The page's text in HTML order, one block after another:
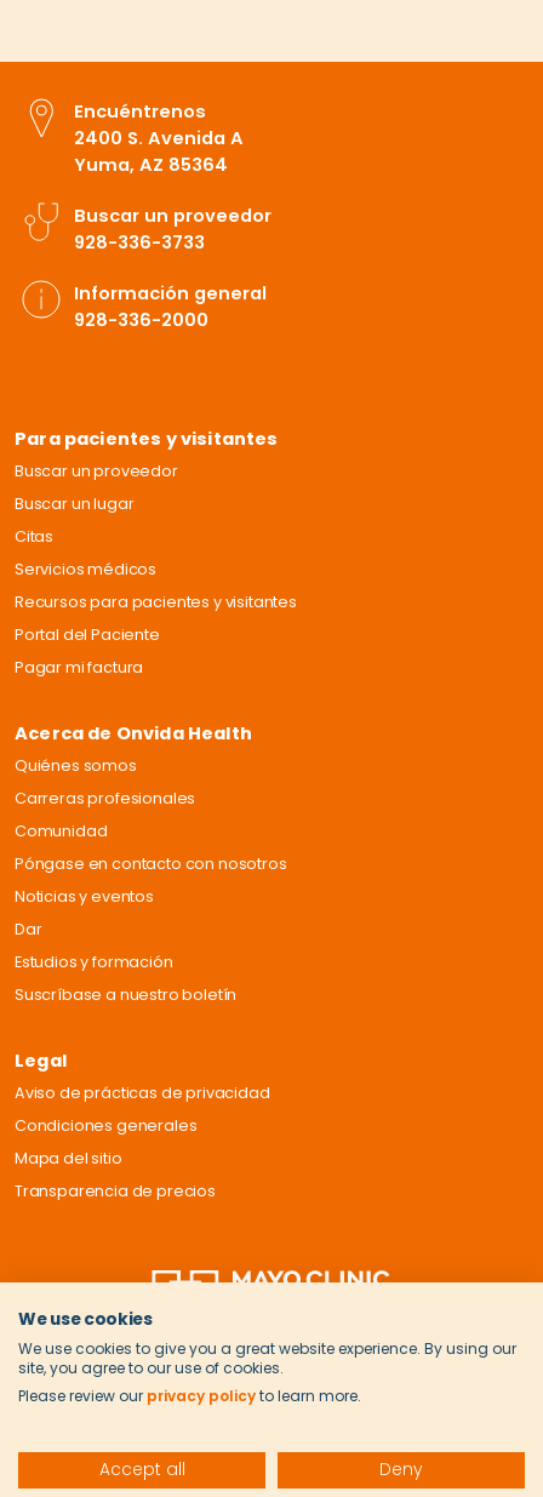
Encuéntrenos
2400 S. Avenida A
Yuma, AZ 85364
Buscar un proveedor
928-336-3733
Información general
928-336-2000
Para pacientes y visitantes
Buscar un proveedor
Buscar un lugar
Citas
Servicios médicos
Recursos para pacientes y visitantes
Portal del Paciente
Pagar mi factura
Acerca de Onvida Health
Quiénes somos
Carreras profesionales
Comunidad
Póngase en contacto con nosotros
Noticias y eventos
Dar
Estudios y formación
Suscríbase a nuestro boletín
Legal
Aviso de prácticas de privacidad
Condiciones generales
Mapa del sitio
Transparencia de precios
We use cookies
We use cookies to give you a great website experience. By using our
site, you agree to our use of cookies.
Please review our privacy policyto learn more.
Accept all Deny